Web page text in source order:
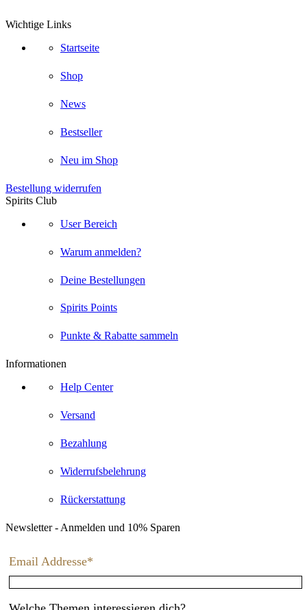
Wichtige Links
Startseite
Shop
News
Bestseller
Neu im Shop
Bestellung widerrufen
Spirits Club
User Bereich
Warum anmelden?
Deine Bestellungen
Spirits Points
Punkte & Rabatte sammeln
Informationen
Help Center
Versand
Bezahlung
Widerrufsbelehrung
Rückerstattung
Newsletter - Anmelden und 10% Sparen
Email Addresse*